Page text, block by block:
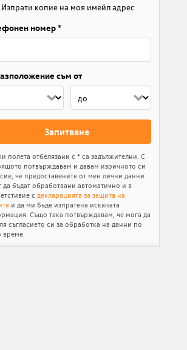
Изпрати копие на моя имейл адрес
номер *
съм от
Запитване
полета отбелязани с * са задължителни. С
потвърждавам и давам изричното си
че предоставените от мен лични данни
да бъдат обработвани автоматично и в
с декларацията за защита на
и да ми бъде изпратена исканата
Също така потвърждавам, че мога да
съгласието си за обработка на данни по
време.